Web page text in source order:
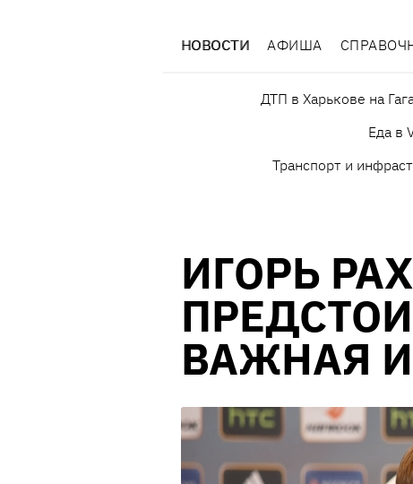
НОВОСТИ АФИША
ДТП в Харькове на
Еда в
Транспорт и
ИГОРЬ
ВАЖНАЯ